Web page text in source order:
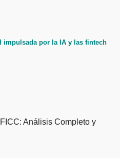
impulsada por la IA y las fintech